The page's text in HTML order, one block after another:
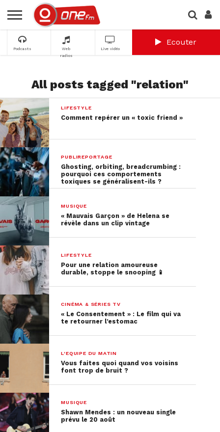
Podcasts
Web
radios
Live vidéo
Ecouter
All posts tagged "relation"
LIFESTYLE
Comment repérer un « toxic friend »
PUBLIREPORTAGE
Ghosting, orbiting, breadcrumbing :
pourquoi ces comportements
toxiques se généralisent-ils ?
MUSIQUE
« Mauvais Garçon » de Helena se
révèle dans un clip vintage
LIFESTYLE
Pour une relation amoureuse
durable, stoppe le snooping 📱
CINÉMA & SÉRIES TV
« Le Consentement » : Le film qui va
te retourner l’estomac
L'EQUIPE DU MATIN
Vous faites quoi quand vos voisins
font trop de bruit ?
MUSIQUE
Shawn Mendes : un nouveau single
prévu le 20 août